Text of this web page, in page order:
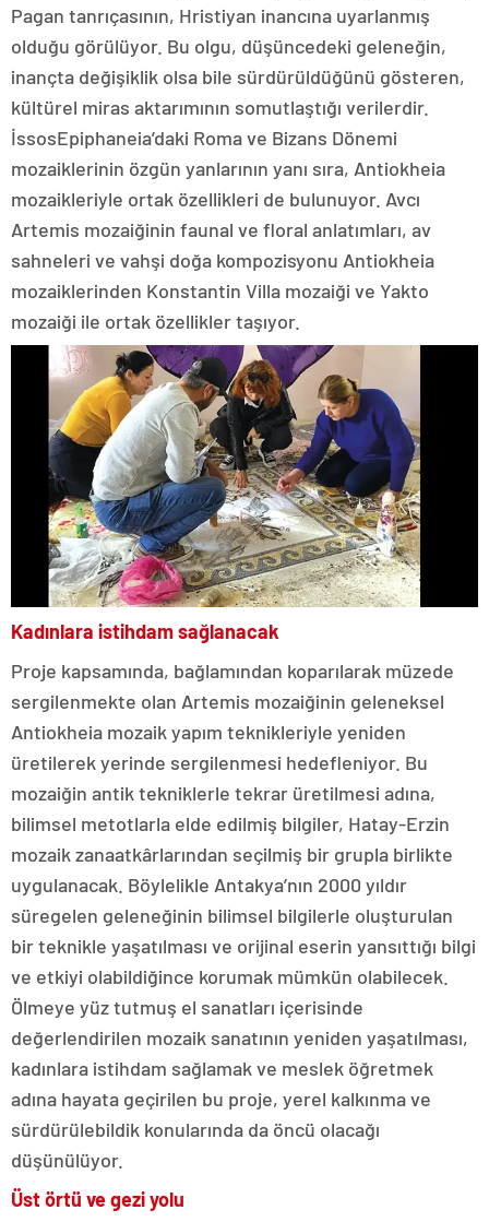
Pagan tanrıçasının, Hristiyan inancına uyarlanmış
olduğu görülüyor. Bu olgu, düşüncedeki geleneğin,
inançta değişiklik olsa bile sürdürüldüğünü gösteren,
kültürel miras aktarımının somutlaştığı verilerdir.
İssosEpiphaneia’daki Roma ve Bizans Dönemi
mozaiklerinin özgün yanlarının yanı sıra, Antiokheia
mozaikleriyle ortak özellikleri de bulunuyor. Avcı
Artemis mozaiğinin faunal ve floral anlatımları, av
sahneleri ve vahşi doğa kompozisyonu Antiokheia
mozaiklerinden Konstantin Villa mozaiği ve Yakto
mozaiği ile ortak özellikler taşıyor.
Kadınlara istihdam sağlanacak
Proje kapsamında, bağlamından koparılarak müzede
sergilenmekte olan Artemis mozaiğinin geleneksel
Antiokheia mozaik yapım teknikleriyle yeniden
üretilerek yerinde sergilenmesi hedefleniyor. Bu
mozaiğin antik tekniklerle tekrar üretilmesi adına,
bilimsel metotlarla elde edilmiş bilgiler, Hatay-Erzin
mozaik zanaatkârlarından seçilmiş bir grupla birlikte
uygulanacak. Böylelikle Antakya’nın 2000 yıldır
süregelen geleneğinin bilimsel bilgilerle oluşturulan
bir teknikle yaşatılması ve orijinal eserin yansıttığı bilgi
ve etkiyi olabildiğince korumak mümkün olabilecek.
Ölmeye yüz tutmuş el sanatları içerisinde
değerlendirilen mozaik sanatının yeniden yaşatılması,
kadınlara istihdam sağlamak ve meslek öğretmek
adına hayata geçirilen bu proje, yerel kalkınma ve
sürdürülebildik konularında da öncü olacağı
düşünülüyor.
Üst örtü ve gezi yolu